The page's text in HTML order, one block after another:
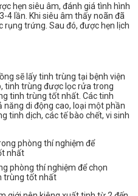
hẹn siêu âm, đánh giá tình hình
4 lần. Khi siêu âm thấy noãn đã
rụng trứng. Sau đó, được hẹn lịch
sẽ lấy tinh trùng tại bệnh viện
tinh trùng được lọc rửa trong
tinh trùng tốt nhất. Các tinh
di động cao, loại một phần
tinh dịch, các tế bào chết, vi sinh
phòng thí nghiệm để chọn
trùng tốt nhất